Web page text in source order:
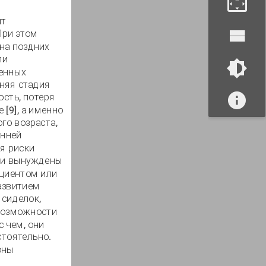
этом
поздних
стадия
потеря
[9], а именно
возраста,
риски
вынуждены
или
чем, они